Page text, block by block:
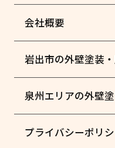
会社概要
岩出市の外壁塗装
泉州エリアの外壁
プライバシーポリ